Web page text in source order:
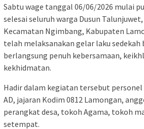
Sabtu wage tanggal 06/06/2026 mulai
selesai seluruh warga Dusun Talunjuwet,
Kecamatan Ngimbang, Kabupaten
telah melaksanakan gelar laku sedekah
berlangsung penuh kebersamaan,
kekhidmatan.
Hadir dalam kegiatan tersebut personel
AD, jajaran Kodim 0812 Lamongan,
perangkat desa, tokoh Agama, tokoh
setempat.